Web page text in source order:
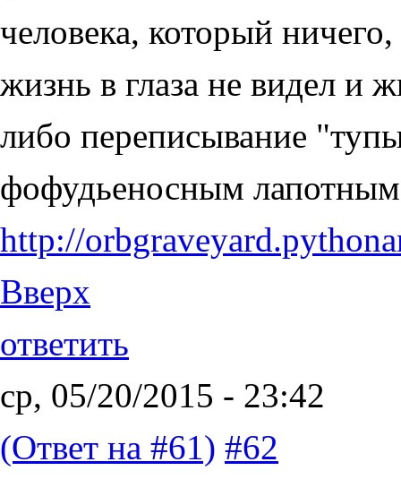
человека, который
жизнь в глаза не видел и
либо переписывание
фофудьеносным
http://
Вверх
ответить
ср, 05/20/2015 - 23:42
(Ответ на #61) #62